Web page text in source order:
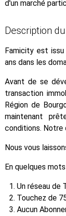
d'un marché
Description
Famicity est issu
ans dans les
Avant de se
transaction
Région de
maintenant
conditions. Notre
Nous vous
En quelques mots
Un réseau de
Touchez de
Aucun